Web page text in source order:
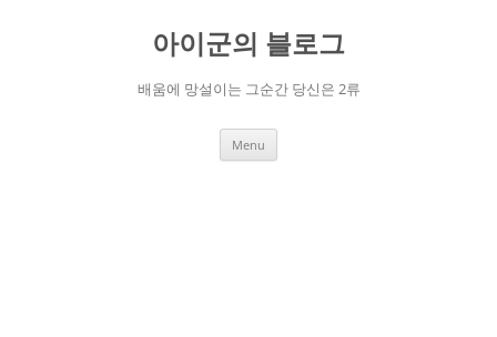
아이군의 블로그
배움에 망설이는 그순간 당신은 2류
Menu